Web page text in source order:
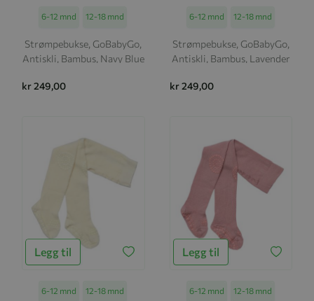
Størrelse
6-12 mnd 12-18 mnd
Strømpebukse, GoBabyGo,
Antiskli, Bambus, Navy Blue
kr 249,00
Størrelse
6-12 mnd 12-18 mnd
Strømpebukse, GoBabyGo,
Antiskli, Bambus, Lavender
kr 249,00
Legg til
Størrelse
6-12 mnd 12-18 mnd
Legg til
Størrelse
6-12 mnd 12-18 mnd